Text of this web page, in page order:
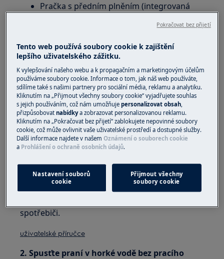
Pračka s předním plněním (integrovaná
Řešení:
1. Vypněte spotřebič a vyčistěte vypouštěcí
čerpadlo a filtr
Pokud pračka neustále čerpá a generuje pěnu,
znamená to použití příliš velkého množství
pracího prostředku, což může způsobit ucpání
snímače hladiny v systému.
lopatek čerpadla (pokud jsou lopatky čerpadla
viditelné, otočte jimi tužkou a filtr nasaďte zpět).
spotřebiči.
uživatelské příručce
2. Spusťte praní v horké vodě bez pracího
Tento web používá soubory cookie k zajištění
lepšího uživatelského zážitku.
K vylepšování našeho webu a k propagačním a marketingovým účelům
používáme soubory cookie. Informace o tom, jak náš web používáte,
sdílíme také s našimi partnery pro sociální média, reklamu a analytiku.
Kliknutím na „Přijmout všechny soubory cookie“ vyjadřujete souhlas
s jejich používáním, což nám umožňujepersonalizovat obsah
přizpůsobovatnabídkya zobrazovat personalizovanou reklamu.
Kliknutím na „Pokračovat bez přijetí“ zablokujete nepovinné soubory
cookie, což může ovlivnit vaše uživatelské prostředí a dostupné služby.
Další informace najdete v našemOznámení o souborech cookie
a Prohlášení o ochraně osobních údajů.
Nastavení souborů
cookie
Přijmout všechny
soubory cookie
Pokračovat bez přijetí